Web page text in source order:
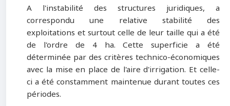
A l'instabilité des structures juridiques, a
correspondu une relative stabilité des
exploitations et surtout celle de leur taille qui a été
de l'ordre de 4 ha. Cette superficie a été
déterminée par des critères technico-économiques
avec la mise en place de l'aire d'irrigation. Et celle-
ci a été constamment maintenue durant toutes ces
périodes.